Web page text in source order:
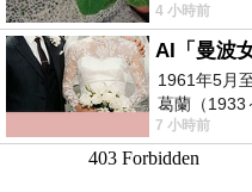
天的風刮得
4 小時前
1961年5月
葛蘭（1933
2004）乘郵
7 小時前